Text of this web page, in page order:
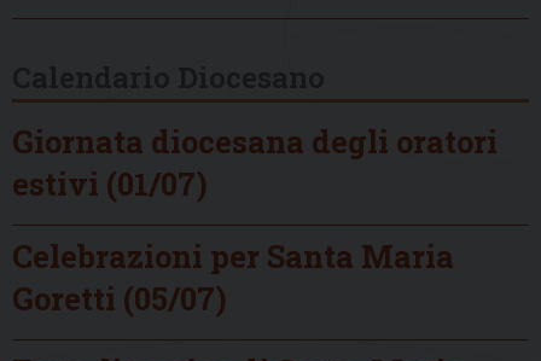
Giornata diocesana degli oratori
estivi (01/07)
Celebrazioni per Santa Maria
Goretti (05/07)